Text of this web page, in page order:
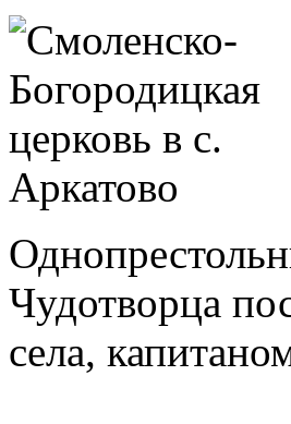
Чудотворца
села,